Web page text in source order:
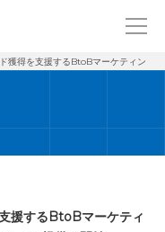
獲得を支援するBtoBマーケティング
援するBtoBマーケティ